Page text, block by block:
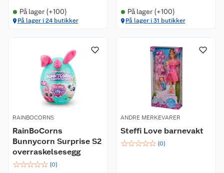
På lager (+100)
På lager i 24 butikker
På lager (+100)
På lager i 31 butikker
RAINBOCORNS
RainBoCorns
Bunnycorn Surprise S2
overraskelsesegg
☆☆☆☆☆ (0)
ANDRE MERKEVARER
Steffi Love barnevakt
☆☆☆☆☆ (0)